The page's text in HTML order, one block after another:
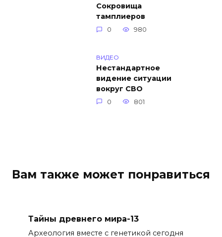
Сокровища
тамплиеров
0 980
ВИДЕО
Нестандартное
видение ситуации
вокруг СВО
0 801
Вам также может понравиться
Тайны древнего мира-13
Археология вместе с генетикой сегодня